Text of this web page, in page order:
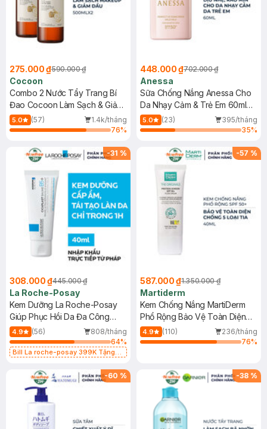
275.000 ₫590.000 ₫
Cocoon
Combo 2 Nước Tẩy Trang Bí
Đao Cocoon Làm Sạch & Giảm
Dầu 500ml
5.0 (57)
1.4k/tháng
76%
448.000 ₫702.000 ₫
Anessa
Sữa Chống Nắng Anessa Cho
Da Nhạy Cảm & Trẻ Em 60ml
(Mới)
5.0 (23)
395/tháng
35%
-31 %
308.000 ₫445.000 ₫
La Roche-Posay
Kem Dưỡng La Roche-Posay
Giúp Phục Hồi Da Đa Công
Dụng 40ml
4.9 (56)
808/tháng
64%
Bill La roche-posay 399K Tặng
(SL có hạn)
-57 %
587.000 ₫1.350.000 ₫
Martiderm
Kem Chống Nắng MartiDerm
Phổ Rộng Bảo Vệ Toàn Diện
40ml
4.9 (110)
236/tháng
76%
-60 % -38 %